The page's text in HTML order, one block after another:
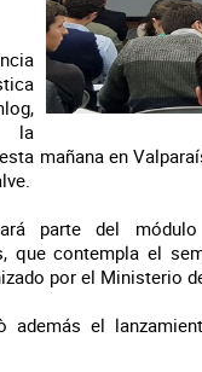
la
mañana en
parte del
que contempla el
por el Ministerio
además el